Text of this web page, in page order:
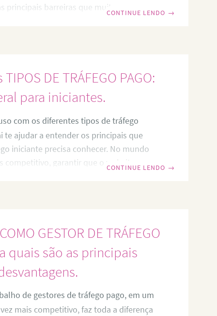
principais barreiras que muitos
investido traga retornos
CONTINUE LENDO →
DE TRÁFEGO PAGO:
para iniciantes.
com os diferentes tipos de tráfego
te ajudar a entender os principais que
iniciante precisa conhecer. No mundo
competitivo, garantir que o website ou
Se você
CONTINUE LENDO →
GESTOR DE TRÁFEGO
quais são as principais
de gestores de tráfego pago, em um
mais competitivo, faz toda a diferença